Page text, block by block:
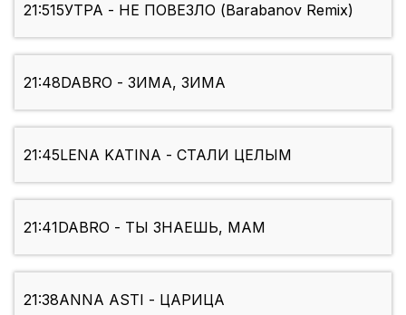
21:515УТРА - НЕ ПОВЕЗЛО (Barabanov Remix)
21:48DABRO - ЗИМА, ЗИМА
21:45LENA KATINA - СТАЛИ ЦЕЛЫМ
21:41DABRO - ТЫ ЗНАЕШЬ, МАМ
21:38ANNA ASTI - ЦАРИЦА